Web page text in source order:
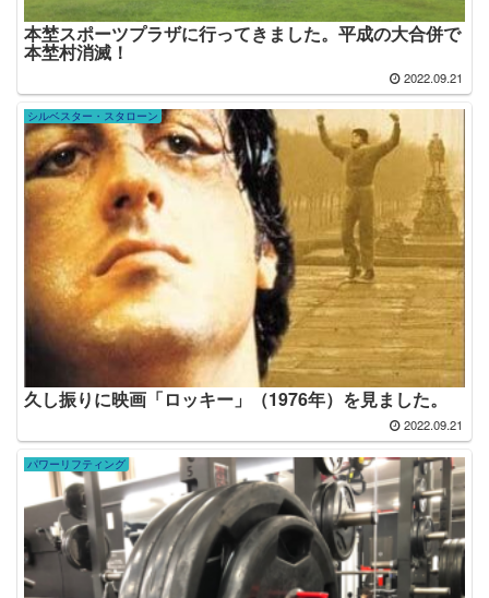
本埜スポーツプラザに行ってきました。平成の大合併で
本埜村消滅！
2022.09.21
シルベスター・スタローン
久し振りに映画「ロッキー」（1976年）を見ました。
2022.09.21
パワーリフティング